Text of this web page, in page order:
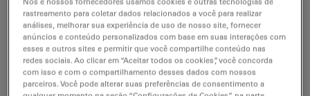
rastreamento para coletar dados relacionados a você para realizar
análises, melhorar sua experiência de uso de nosso site, fornecer
anúncios e conteúdo personalizados com base em suas interações com
esses e outros sites e permitir que você compartilhe conteúdo nas
redes sociais. Ao clicar em “Aceitar todos os cookies”, você concorda
com isso e com o compartilhamento desses dados com nossos
parceiros. Você pode alterar suas preferências de consentimento a